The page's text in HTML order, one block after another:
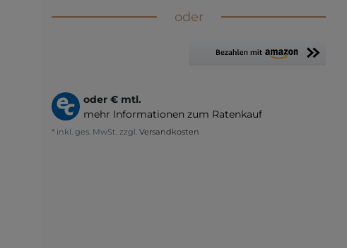
oder
oder € mtl.
mehr Informationen zum Ratenkauf
* inkl. ges. MwSt. zzgl. Versandkosten